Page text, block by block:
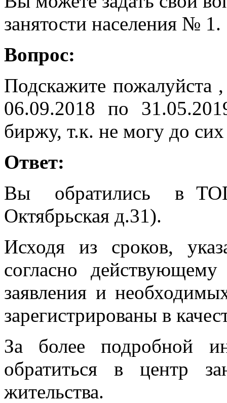
занятости населения № 1.
Вопрос:
Подскажите пожалуйста
06.09.2018 по
биржу, т.к. не могу до
Ответ:
Вы обратились в
Октябрьская д.31).
Исходя из сроков,
согласно действующему
заявления и
зарегистрированы в
За более подробной
обратиться в центр
жительства.